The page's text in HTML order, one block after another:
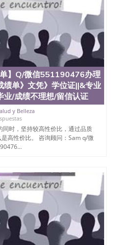
】Q/微信551190476办理
绩单》文凭》学位证||&专业
业/成绩不理想/留信认证
y Belleza
时，坚持较高性价比，通过品质
高性价比。 咨询顾问：Sam q/微